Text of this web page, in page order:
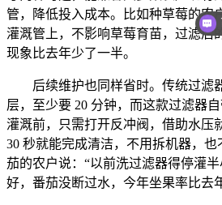
管，降低投入成本。比如种草莓的农
灌溉管上，不影响草莓育苗，过滤后
现象比去年少了一半。
后续维护也同样省时。传统过滤
层，至少要 20 分钟，而这款过滤器
灌溉前，只需打开反冲阀，借助水压
30 秒就能完成清洁，不用拆机器，
茄的农户说：“以前洗过滤器得停灌
好，番茄没断过水，今年坐果率比去